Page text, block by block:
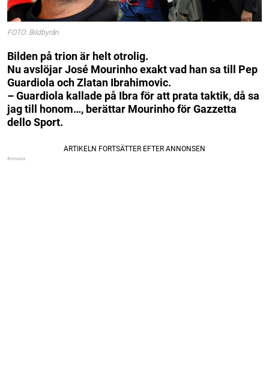
FOTO: Bildbyrån
Bilden på trion är helt otrolig.
Nu avslöjar José Mourinho exakt vad han sa till Pep
Guardiola och Zlatan Ibrahimovic.
– Guardiola kallade på Ibra för att prata taktik, då sa
jag till honom…, berättar Mourinho för Gazzetta
dello Sport.